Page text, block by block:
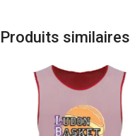
Produits similaires